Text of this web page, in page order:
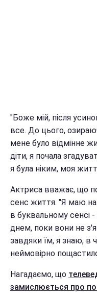
"Боже мій, після
все. До цього,
мене було відмінне
діти, я почала
я була ніким, моя
Актриса вважає, що
сенс життя. "Я маю на
в буквальному сенсі
днем, поки вони не
завдяки їм, я знаю, в
неймовірно
Нагадаємо, що
замислюється про